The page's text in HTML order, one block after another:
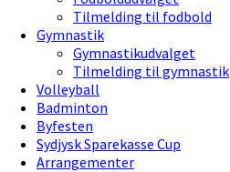
Tilmelding til fodbold
Gymnastik
Gymnastikudvalget
Tilmelding til gymnastik
Volleyball
Badminton
Byfesten
Sydjysk Sparekasse Cup
Arrangementer